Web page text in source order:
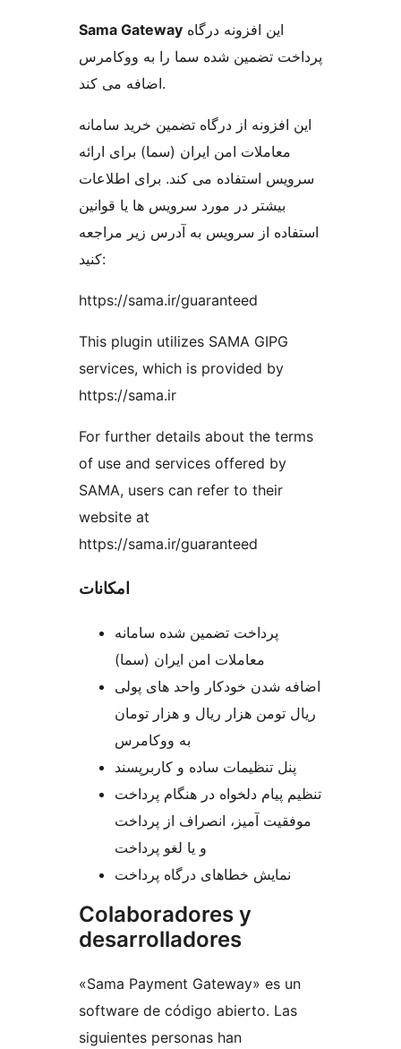
Sama Gateway
پرداخت تضمین شده سما را به ووکامرس
اضافه می کند.
این افزونه از درگاه تضمین خرید سامانه
معاملات امن ایران (سما) برای ارائه
سرویس استفاده می کند. برای اطلاعات
بیشتر در مورد سرویس ها یا قوانین
استفاده از سرویس به آدرس زیر مراجعه
کنید:
https://sama.ir/guaranteed
This plugin utilizes SAMA GIPG
services, which is provided by
https://sama.ir
For further details about the terms
of use and services offered by
SAMA, users can refer to their
website at
https://sama.ir/guaranteed
امکانات
پرداخت تضمین شده سامانه
معاملات امن ایران (سما)
اضافه شدن خودکار واحد های پولی
ریال تومن هزار ریال و هزار تومان
به ووکامرس
پنل تنظیمات ساده و کاربرپسند
تنظیم پیام دلخواه در هنگام پرداخت
موفقیت آمیز، انصراف از پرداخت
و یا لغو پرداخت
نمایش خطاهای درگاه پرداخت
Colaboradores y
desarrolladores
«Sama Payment Gateway» es un
software de código abierto. Las
siguientes personas han